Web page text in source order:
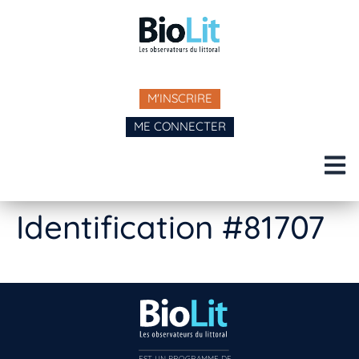
M'INSCRIRE
ME CONNECTER
Identification #81707